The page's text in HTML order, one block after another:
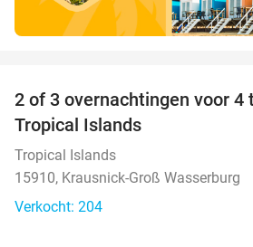
2 of 3 overnachtingen voor 4
Tropical Islands
Tropical Islands
15910, Krausnick-Groß Wasserburg
Verkocht: 204